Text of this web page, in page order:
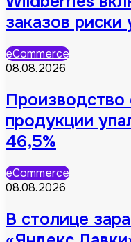
заказов
eCommerce
08.08.2026
Производство
продукции
46,5%
eCommerce
08.08.2026
В столице